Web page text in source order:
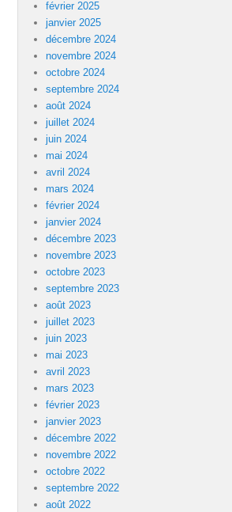
février 2025
janvier 2025
décembre 2024
novembre 2024
octobre 2024
septembre 2024
août 2024
juillet 2024
juin 2024
mai 2024
avril 2024
mars 2024
février 2024
janvier 2024
décembre 2023
novembre 2023
octobre 2023
septembre 2023
août 2023
juillet 2023
juin 2023
mai 2023
avril 2023
mars 2023
février 2023
janvier 2023
décembre 2022
novembre 2022
octobre 2022
septembre 2022
août 2022